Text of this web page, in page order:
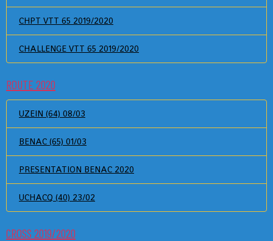
CHPT VTT 65 2019/2020
CHALLENGE VTT 65 2019/2020
ROUTE 2020
UZEIN (64) 08/03
BENAC (65) 01/03
PRESENTATION BENAC 2020
UCHACQ (40) 23/02
CROSS 2019/2020